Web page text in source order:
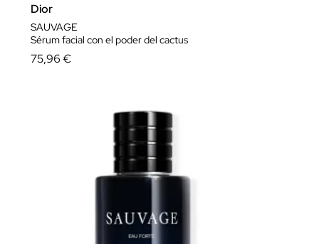
Dior
SAUVAGE
Sérum facial con el poder del cactus
75,96 €